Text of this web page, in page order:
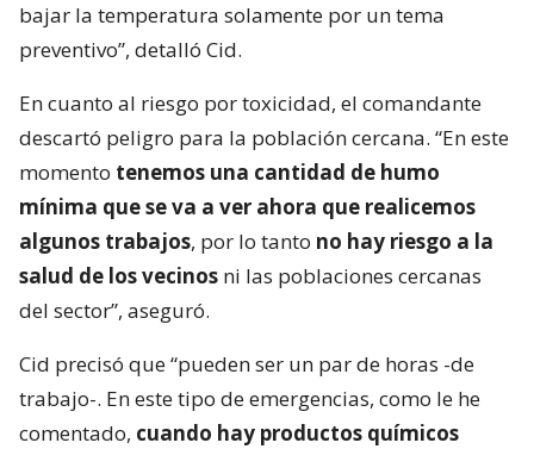
bajar la temperatura solamente por un tema
preventivo”, detalló Cid.
En cuanto al riesgo por toxicidad, el comandante
descartó peligro para la población cercana. “En este
momento tenemos una cantidad de humo
mínima que se va a ver ahora que realicemos
algunos trabajos, por lo tanto no hay riesgo a la
salud de los vecinos ni las poblaciones cercanas
del sector”, aseguró.
Cid precisó que “pueden ser un par de horas -de
trabajo-. En este tipo de emergencias, como le he
comentado, cuando hay productos químicos